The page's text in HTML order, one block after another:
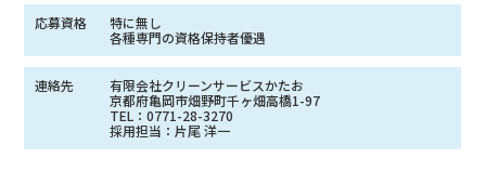
応募資格
特に無し
各種専門の資格保持者優遇
連絡先
有限会社クリーンサービスかたお
京都府亀岡市畑野町千ヶ畑高橋1-97
TEL：0771-28-3270
採用担当：片尾 洋一